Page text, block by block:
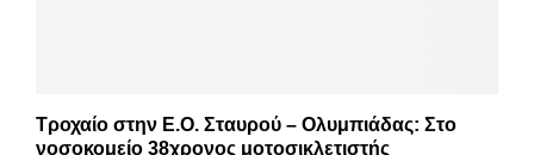
Τροχαίο στην Ε.Ο. Σταυρού – Ολυμπιάδας: Στο
νοσοκομείο 38χρονος μοτοσικλετιστής